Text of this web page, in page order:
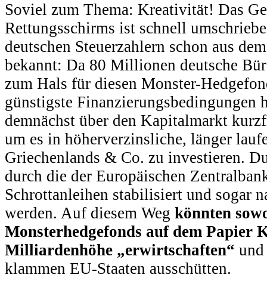
Soviel zum Thema: Kreativität! Das
Rettungsschirms ist schnell
deutschen Steuerzahlern schon aus
bekannt: Da 80 Millionen deutsche
zum Hals für diesen Monster-
günstigste Finanzierungsbedingungen
demnächst über den Kapitalmarkt
um es in höherverzinsliche, länger
Griechenlands & Co. zu investieren.
durch die der Europäischen
Schrottanleihen stabilisiert und sogar
werden. Auf diesem Weg könnten
Monsterhedgefonds auf dem Papier
Milliardenhöhe „erwirtschaften“
klammen EU-Staaten ausschütten.